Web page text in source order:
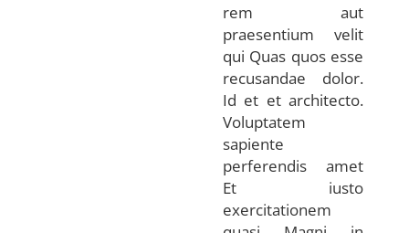
rem aut
praesentium velit
qui Quas quos esse
recusandae dolor.
Id et et architecto.
Voluptatem
sapiente
perferendis amet
Et iusto
exercitationem